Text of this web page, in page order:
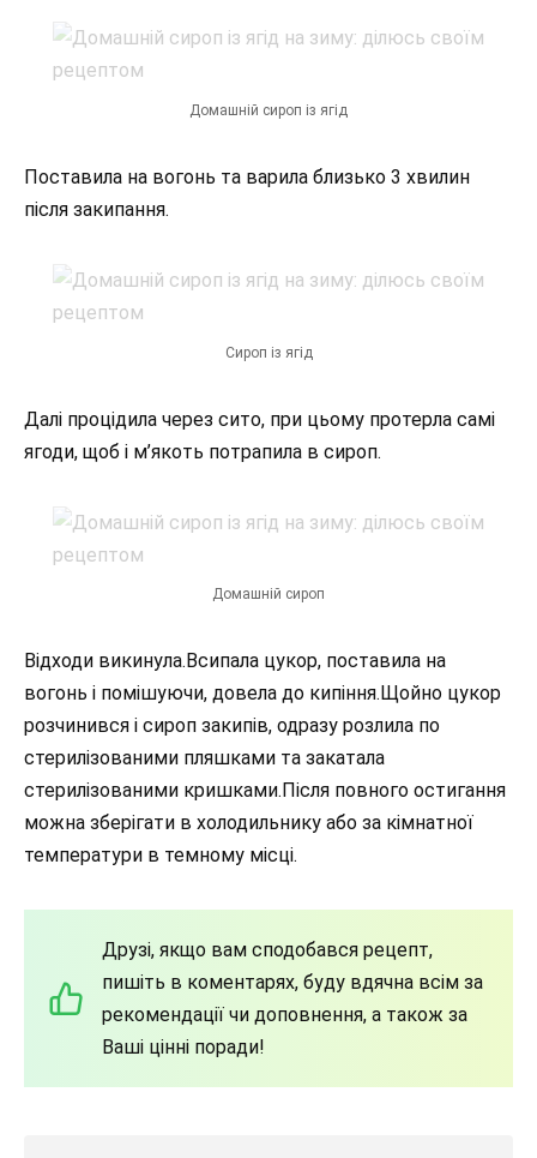
Домашній сироп із ягід
Поставила на вогонь та варила близько 3 хвилин
після закипання.
Сироп із ягід
Далі процідила через сито, при цьому протерла самі
ягоди, щоб і м’якоть потрапила в сироп.
Домашній сироп
Відходи викинула.Всипала цукор, поставила на
вогонь і помішуючи, довела до кипіння.Щойно цукор
розчинився і сироп закипів, одразу розлила по
стерилізованими пляшками та закатала
стерилізованими кришками.Після повного остигання
можна зберігати в холодильнику або за кімнатної
температури в темному місці.
Друзі, якщо вам сподобався рецепт,
пишіть в коментарях, буду вдячна всім за
рекомендації чи доповнення, а також за
Ваші цінні поради!